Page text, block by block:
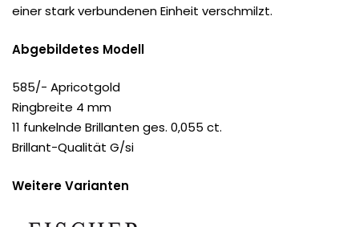
einer stark verbundenen Einheit verschmilzt.
Abgebildetes Modell
585/- Apricotgold
Ringbreite 4 mm
11 funkelnde Brillanten ges. 0,055 ct.
Brillant-Qualität G/si
Weitere Varianten